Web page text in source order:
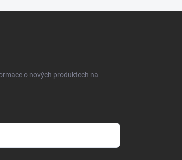
o nových produktech na